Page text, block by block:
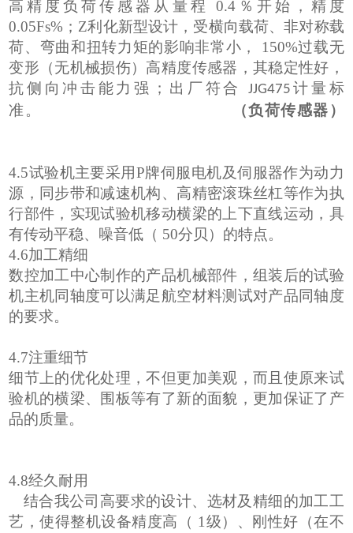
高精度负荷传感器 从量程 0.4％开始，精度
0.05Fs% ；Z利 化新型设计，受横向载荷、非对称载
荷、弯曲和扭转力矩的影响非常小 ， 150%过载无
变形（无机械损伤）高精度传感器，其稳定性好，
抗侧向冲击能力强；出厂符合 JJG475 计量标
准。 （负荷传感器）
4.5试验机主要采用P牌伺服电机及伺服器作为动力
源，同步带和减速机构、高精密滚珠丝杠等作为执
行部件，实现试验机移动横梁的上下直线运动，具
有传动平稳、噪音低（ 50分贝）的特点。
4.6加工精细
数控加工中心制作的产品机械部件，组装后的试验
机主机同轴度可以满足航空材料测试对产品同轴度
的要求。
4.7注重细节
细节上的优化处理，不但更加美观，而且使原来试
验机的横梁、围板等有了新的面貌，更加保证了产
品的质量。
4.8经久耐用
结合我公司高要求的设计、选材及精细的加工工
艺，使得整机设备精度高（ 1级）、刚性好（在不